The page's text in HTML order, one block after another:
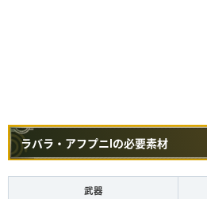
ラバラ・アフプニⅠの必要素材
武器